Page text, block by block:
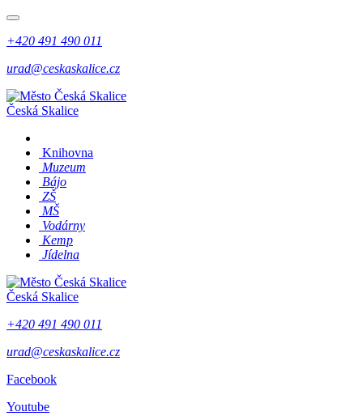
+420 491 490 011
urad@ceskaskalice.cz
Česká Skalice
Knihovna
Muzeum
Bájo
ZŠ
MŠ
Vodárny
Kemp
Jídelna
Česká Skalice
+420 491 490 011
urad@ceskaskalice.cz
Facebook
Youtube